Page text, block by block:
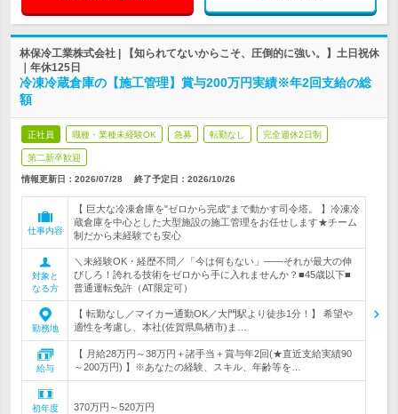
林保冷工業株式会社 | 【知られてないからこそ、圧倒的に強い。】土日祝休
｜年休125日
冷凍冷蔵倉庫の【施工管理】賞与200万円実績※年2回支給の総
額
正社員 職種・業種未経験OK 急募 転勤なし 完全週休2日制
第二新卒歓迎
情報更新日：2026/07/28 終了予定日： 2026/10/26
仕事内容
【 巨大な冷凍倉庫を"ゼロから完成"まで動かす司令塔。 】冷凍冷
蔵倉庫を中心とした大型施設の施工管理をお任せします★チーム
制だから未経験でも安心
対象と
なる方
＼未経験OK・経歴不問／「今は何もない」――それが最大の伸
びしろ！誇れる技術をゼロから手に入れませんか？■45歳以下■
普通運転免許（AT限定可）
勤務地
【 転勤なし／マイカー通勤OK／大門駅より徒歩1分！】 希望や
適性を考慮し、本社(佐賀県鳥栖市)ま…
給与
【 月給28万円～38万円＋諸手当＋賞与年2回(★直近支給実績90
～200万円) 】※あなたの経験、スキル、年齢等を…
初年度
370万円～520万円